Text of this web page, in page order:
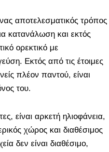
αποτελεσματικός τρόπος
κατανάλωση και εκτός
ορεκτικό με
Εκτός από τις έτοιμες
πλέον παντού, είναι
του.
είναι αρκετή ηλιοφάνεια,
χώρος και διαθέσιμος
δεν είναι διαθέσιμο,